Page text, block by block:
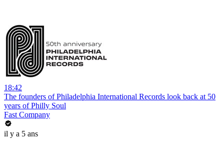
18:42
The founders of Philadelphia International Records look back at 50
years of Philly Soul
Fast Company
il y a 5 ans